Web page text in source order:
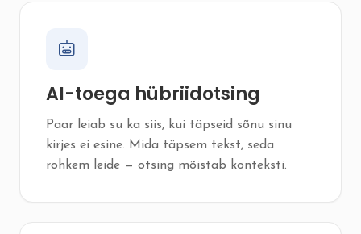
AI-toega hübriidotsing
Paar leiab su ka siis, kui täpseid sõnu sinu
kirjes ei esine. Mida täpsem tekst, seda
rohkem leide — otsing mõistab konteksti.